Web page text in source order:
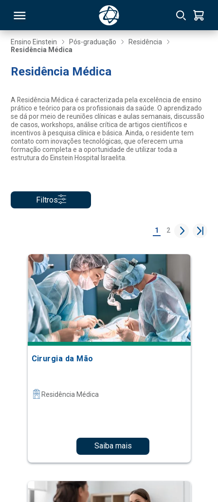
Ensino Einstein Pós-graduação
Residência
Residência Médica
Residência Médica
A Residência Médica é caracterizada pela excelência de ensino
prático e teórico para os profissionais da saúde. O aprendizado
se dá por meio de reuniões clínicas e aulas semanais, discussão
de casos, workshops, análise crítica de artigos científicos e
incentivos à pesquisa clínica e básica. Ainda, o residente tem
contato com inovações tecnológicas, que oferecem uma
formação completa e a oportunidade de utilizar toda a
estrutura do Einstein Hospital Israelita.
Filtros
1 2
Cirurgia da Mão
Residência Médica
Saiba mais